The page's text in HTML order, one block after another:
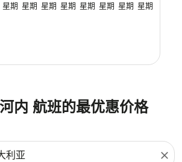
星期 星期 星期 星期 星期 星期 星期 星期
内 航班的最优惠价格
close